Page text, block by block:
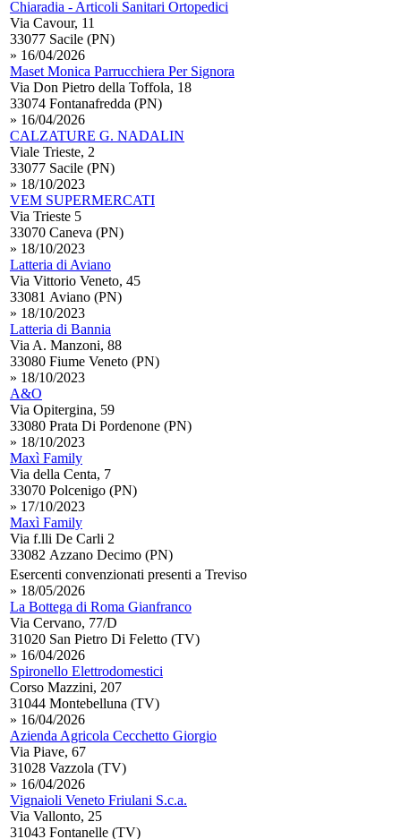
Chiaradia - Articoli Sanitari Ortopedici
Via Cavour, 11
33077 Sacile (PN)
» 16/04/2026
Maset Monica Parrucchiera Per Signora
Via Don Pietro della Toffola, 18
33074 Fontanafredda (PN)
» 16/04/2026
CALZATURE G. NADALIN
Viale Trieste, 2
33077 Sacile (PN)
» 18/10/2023
VEM SUPERMERCATI
Via Trieste 5
33070 Caneva (PN)
» 18/10/2023
Latteria di Aviano
Via Vittorio Veneto, 45
33081 Aviano (PN)
» 18/10/2023
Latteria di Bannia
Via A. Manzoni, 88
33080 Fiume Veneto (PN)
» 18/10/2023
A&O
Via Opitergina, 59
33080 Prata Di Pordenone (PN)
» 18/10/2023
Maxì Family
Via della Centa, 7
33070 Polcenigo (PN)
» 17/10/2023
Maxì Family
Via f.lli De Carli 2
33082 Azzano Decimo (PN)
Esercenti convenzionati presenti a Treviso
» 18/05/2026
La Bottega di Roma Gianfranco
Via Cervano, 77/D
31020 San Pietro Di Feletto (TV)
» 16/04/2026
Spironello Elettrodomestici
Corso Mazzini, 207
31044 Montebelluna (TV)
» 16/04/2026
Azienda Agricola Cecchetto Giorgio
Via Piave, 67
31028 Vazzola (TV)
» 16/04/2026
Vignaioli Veneto Friulani S.c.a.
Via Vallonto, 25
31043 Fontanelle (TV)